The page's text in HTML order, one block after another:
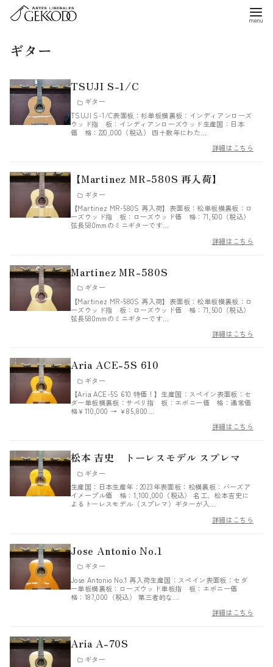
ギター
TSUJI S-1/C
ギター
TSUJI S-1/C表面板：杉単板横裏板：インディアンローズ
ウッド指 板：インディアンローズウッド生産国：日本
価 格：220,000（税込） 四十数年にわた…
詳細はこちら
【Martinez MR-580S 再入荷】
ギター
【Martinez MR-580S 再入荷】表面板：松単板横裏板：ロ
ーズウッド指 板：ローズウッド価 格：71,500（税込）
弦長580mmのミニギターです…
詳細はこちら
Martinez MR-580S
ギター
【Martinez MR-580S 再入荷】表面板：松単板横裏板：ロ
ーズウッド指 板：ローズウッド価 格：71,500（税込）
弦長580mmのミニギターです…
詳細はこちら
Aria ACE-5S 610
ギター
【Aria ACE-5S 610 特価！】生産国：スペイン表面板：セ
ダー単板横裏板：サペリ指 板：エボニー価 格：通常価
格￥110,000 → ￥85,800…
詳細はこちら
松本 吉史 トーレスモデル スプレマ
ギター
生産国：日本生産年：2023年表面板：松横裏板：バーズア
イメープル価 格：1,100,000（税込） 名工、松本吉史に
よるトーレスモデル（スプレマ）ギターが入…
詳細はこちら
Jose Antonio No.1
ギター
Jose Antonio No.1 再入荷生産国：スペイン表面板：セダ
ー単板横裏板：ローズウッド単板指 板：エボニー価
格：187,000（税込） 第三者的な…
詳細はこちら
Aria A-70S
ギター